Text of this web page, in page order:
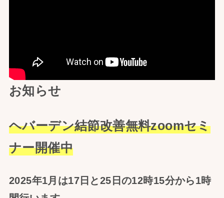
お知らせ
ヘバーデン結節改善無料zoomセミ
ナー開催中
2025年1月は17日と25日の12時15分から1時